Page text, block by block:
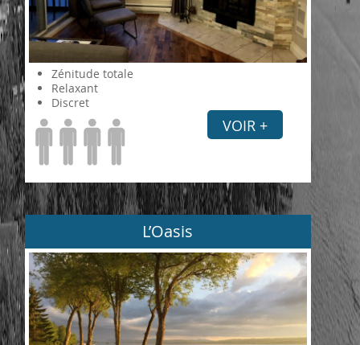
Zénitude totale
Relaxant
Discret
VOIR +
L’Oasis